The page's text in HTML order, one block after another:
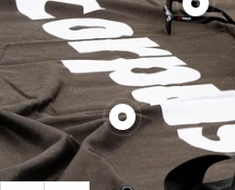
Produkt
Tatütatuch
anzeigen
Produkt
anzeigen